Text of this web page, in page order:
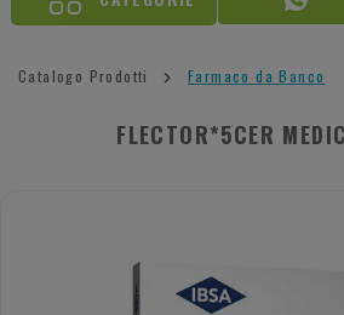
Catalogo Prodotti Farmaco da Banco
FLECTOR*5CER